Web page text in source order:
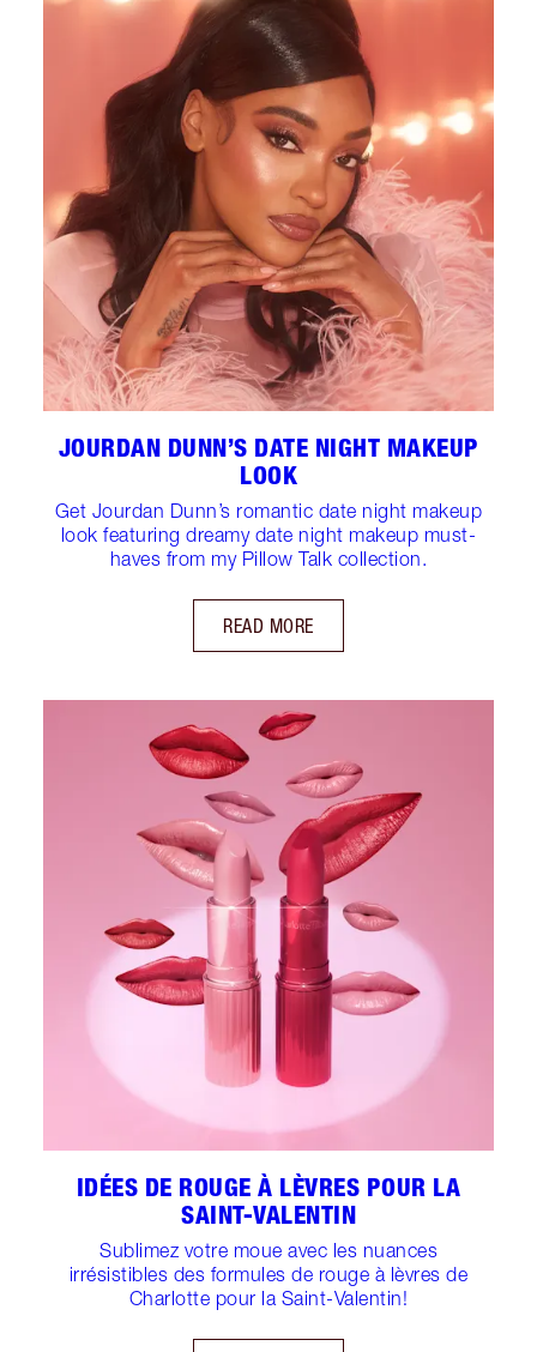
JOURDAN DUNN’S DATE NIGHT MAKEUP
LOOK
Get Jourdan Dunn’s romantic date night makeup
look featuring dreamy date night makeup must-
haves from my Pillow Talk collection.
READ MORE
IDÉES DE ROUGE À LÈVRES POUR LA
SAINT-VALENTIN
Sublimez votre moue avec les nuances
irrésistibles des formules de rouge à lèvres de
Charlotte pour la Saint-Valentin!